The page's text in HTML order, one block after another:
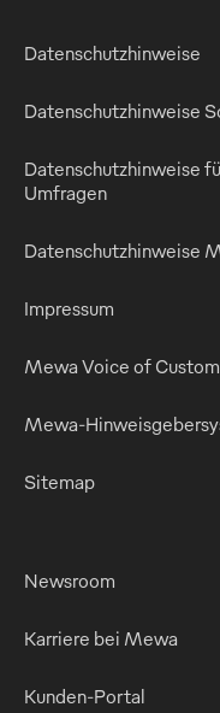
Datenschutzhinweise
Datenschutzhinweise
Datenschutzhinweise
Umfragen
Datenschutzhinweise
Impressum
Mewa Voice of
Mewa-
Sitemap
Newsroom
Karriere bei Mewa
Kunden-Portal